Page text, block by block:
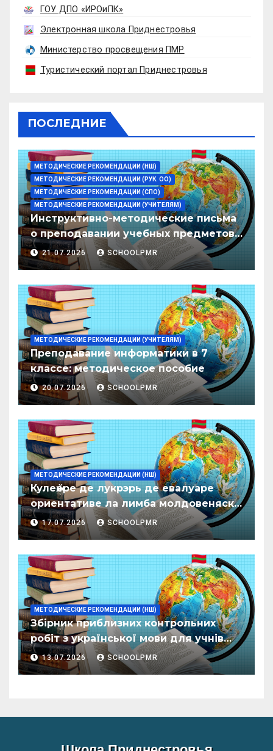
ГОУ ДПО «ИРОиПК»
Электронная школа Приднестровья
Министерство просвещения ПМР
Туристический портал Приднестровья
ПОСЛЕДНИЕ
МЕТОДИЧЕСКИЕ РЕКОМЕНДАЦИИ (НШ)
МЕТОДИЧЕСКИЕ РЕКОМЕНДАЦИИ (РУК. ОО)
МЕТОДИЧЕСКИЕ РЕКОМЕНДАЦИИ (СПО)
МЕТОДИЧЕСКИЕ РЕКОМЕНДАЦИИ (УЧИТЕЛЯМ)
Инструктивно-методические письма
о преподавании учебных предметов/
дисциплин в организациях
образования ПМР на 2026/27 уч. год
21.07.2026 SCHOOLPMR
МЕТОДИЧЕСКИЕ РЕКОМЕНДАЦИИ (УЧИТЕЛЯМ)
Преподавание информатики в 7
классе: методическое пособие
20.07.2026 SCHOOLPMR
МЕТОДИЧЕСКИЕ РЕКОМЕНДАЦИИ (НШ)
Кулеӂере де лукрэрь де евалуаре
ориентативе ла лимба молдовеняскэ
пентру елевий класелор примаре але
организациилор де ынвэцэмынт
17.07.2026 SCHOOLPMR
МЕТОДИЧЕСКИЕ РЕКОМЕНДАЦИИ (НШ)
Збірник приблизних контрольних
робіт з української мови для учнів
початкових класів організацій
загальної освіти
13.07.2026 SCHOOLPMR